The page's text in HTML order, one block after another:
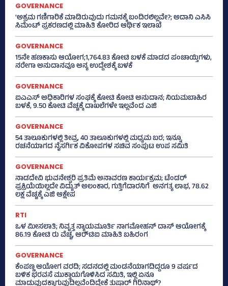
GOVERNANCE
‘ಅಕ್ರಮ ಗಣಿಗಾರಿಕೆ ಮಾಡಿರುವುದು ಗಮನಕ್ಕೆ ಬಂದಿರಲಿಲ್ಲವೇ?; ಅದಾನಿ ಎಸಿಸಿ
ಸಿಮೆಂಟ್ ಪ್ರಕರಣದಲ್ಲಿ ಮಾಹಿತಿ ಕೋರಿದ ಆರ್ಥಿಕ ಇಲಾಖೆ
GOVERNANCE
15ನೇ ಹಣಕಾಸು ಆಯೋಗ;1,764.83 ಕೋಟಿ ಬಳಕೆ ಮಾಡದ ಪಂಚಾಯ್ತಿಗಳು,
ನರೇಗಾ ಅನುದಾನವೂ ಅನ್ಯ ಉದ್ದೇಶಕ್ಕೆ ಬಳಕೆ
GOVERNANCE
ಐಎಎಸ್‌ ಅಧಿಕಾರಿಗಳ ಸಂಘಕ್ಕೆ ಕೋಟಿ ಕೋಟಿ ಅನುದಾನ; ನಿಯಮಬಾಹಿರ
ಬಳಕೆ, 9.50 ಕೋಟಿ ವೆಚ್ಚಕ್ಕೆ ದಾಖಲೆಗಳೇ ಇಲ್ಲವೆಂದ ಎಜಿ
GOVERNANCE
54 ತಾಲೂಕುಗಳಲ್ಲಿ ತೀವ್ರ, 40 ತಾಲೂಕುಗಳಲ್ಲಿ ಮಧ್ಯಮ ಬರ; ಇನ್ನೂ
ರಚನೆಯಾಗದ ನೈಸರ್ಗಿಕ ವಿಕೋಪಗಳ ಸಚಿವ ಸಂಪುಟ ಉಪ ಸಮಿತಿ
GOVERNANCE
ನಾಡದೇವಿ ಭುವನೇಶ್ವರಿ ಪ್ರತಿಮೆ ಅನಾವರಣ ಕಾರ್ಯಕ್ರಮ; ಟೆಂಡರ್
ಪ್ರಕ್ರಿಯೆಯಿಲ್ಲದೇ ವಿದ್ಯುತ್‌ ಅಲಂಕಾರ, ಗುತ್ತಿಗೆದಾರನಿಗೆ ಅನಗತ್ಯ ಲಾಭ, 78.62
ಲಕ್ಷ ವೆಚ್ಚಕ್ಕೆ ಎಜಿ ಆಕ್ಷೇಪ
RTI
ಒಳ ಮೀಸಲಾತಿ; ನಿವೃತ್ತ ನ್ಯಾಯಮೂರ್ತಿ ನಾಗಮೋಹನ್ ದಾಸ್ ಆಯೋಗಕ್ಕೆ
86.19 ಕೋಟಿ ರು ವೆಚ್ಚ, ಆರ್‍‌ಟಿಐ ಮಾಹಿತಿ ಬಹಿರಂಗ
GOVERNANCE
ಕೆಂಪಣ್ಣ ಆಯೋಗ ವರದಿ; ಸದನದಲ್ಲಿ ಮಂಡನೆಯಾಗದಿದ್ದರೂ 9 ವರ್ಷದ
ಬಳಿಕ ಭರವಸೆ ಮುಕ್ತಾಯಗೊಳಿಸಿದ ಸಮಿತಿ, ಇಲ್ಲಿ ಏನೂ
ಮಾಡುವುದಕ್ಕಾಗುವುದಿಲ್ಲವೆಂದಿದ್ದೇಕೆ ತುಷಾರ್ ಗಿರಿನಾಥ್?